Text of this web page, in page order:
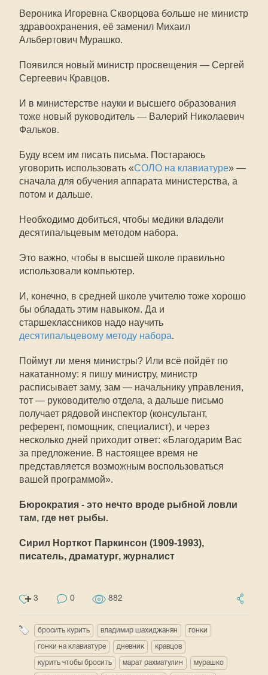
Вероника Игоревна Скворцова больше не министр
здравоохранения, её заменил Михаил
Альбертович Мурашко.
Появился новый министр просвещения — Сергей
Сергеевич Кравцов.
И в министерстве науки и высшего образования
тоже новый руководитель — Валерий Николаевич
Фальков.
Буду всем им писать письма. Постараюсь
уговорить использовать «СОЛО на клавиатуре» —
сначала для обучения аппарата министерства, а
потом и дальше.
Необходимо добиться, чтобы медики владели
десятипальцевым методом набора.
Это важно, чтобы в высшей школе правильно
использовали компьютер.
И, конечно, в средней школе учителю тоже хорошо
бы обладать этим навыком. Да и
старшеклассников надо научить
десятипальцевому методу набора.
Поймут ли меня министры? Или всё пойдёт по
накатанному: я пишу министру, министр
расписывает заму, зам — начальнику управления,
тот — руководителю отдела, а дальше письмо
получает рядовой инспектор (консультант,
референт, помощник, специалист), и через
несколько дней приходит ответ: «Благодарим Вас
за предложение. В настоящее время не
представляется возможным воспользоваться
вашей программой».
Бюрократия - это нечто вроде рыбной ловли
там, где нет рыбы.
Сирил Норткот Паркинсон (1909-1993),
писатель, драматург, журналист
3 0 882
бросить курить владимир шахиджанян гонки
гонки на клавиатуре дневник кравцов
курить чтобы бросить марат рахматулин мурашко